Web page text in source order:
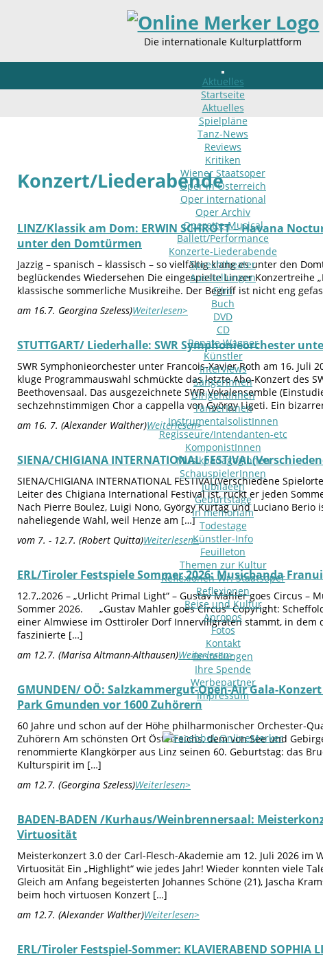
Die internationale Kulturplattform
Aktuelles
Startseite
Aktuelles
Spielpläne
Tanz-News
Reviews
Kritiken
Wiener Staatsoper
Oper in Österreich
Oper international
Oper Archiv
Operette-Musical
Ballett/Performance
Konzerte-Liederabende
Sprechtheater
Ausstellungen
Film
Buch
DVD
CD
Renate Wagner
Künstler
Interviews
SängerInnen
DirigentInnen
TänzerInnen
InstrumentalsolistInnen
Regisseure/Intendanten-etc
KomponistInnen
MusikpädagogInnen
SchauspielerInnen
Jubilaeen
Geburtstage
In memoriam
Todestage
Künstler-Info
Feuilleton
Themen zur Kultur
Reflexionen Wr. Staatsoper
Reflexionen
Reise und Kultur
Apropos
Fotos
Kontakt
Bestellungen
Ihre Spende
Werbepartner
Impressum
Konzert/Liederabende
LINZ/Klassik am Dom: ERWIN SCHROTT – Havana
unter den Domtürmen
Jazzig – spanisch – klassisch – so vielfältig klang es unter den
beglückendes Wiedersehen Die eingespielte Linzer Konzertreihe
klassische sommerliche Musikreihe. Der Begriff ist nicht eng
am 16.7. Georgina Szeless)Weiterlesen>
STUTTGART/ Liederhalle: SWR Symphonieorchester
SWR Symphonieorchester unter Francois-Xavier Roth am 16. Juli
kluge Programmauswahl schmückte das letzte Abo-Konzert des
Beethovensaal. Das ausgezeichnete SWR Vokalensemble
sechzehnstimmigen Chor a cappella von György Ligeti. Ein
am 16. 7. (Alexander Walther)Weiterlesen>
SIENA/CHIGIANA INTERNATIONAL
SIENA/CHIGIANA INTERNATIONAL FESTIVAL(Verschiedene
Leiter des Chigiana International Festival ist, rückt er jeden
Nach Pierre Boulez, Luigi Nono, György Kurtag und Luciano
naheliegende Wahl, weil Henze am […]
vom 7. - 12.7. (Robert Quitta)Weiterlesen>
ERL/Tiroler Festspiele Sommer 2026: Musicbanda
12.7,.2026 – „Urlicht Primal Light“ – Gustav Mahler goes Circus –
Sommer 2026. „Gustav Mahler goes Circus“ Copyright:
einer Almwiese im Osttiroler Dorf Innervillgraten stammt, in
faszinierte […]
am 12.7. (Marisa Altmann-Althausen)Weiterlesen>
GMUNDEN/ OÖ: Salzkammergut-Open-Air Gala-
Park Gmunden vor 1600 Zuhörern
60 Jahre und schon auf der Höhe philharmonischer Orchester-
Zuhörern Am schönsten Ort Österreichs, dem von See und
renommierte Klangkörper aus Linz seinen 60. Geburtstag: das
Kulturspirit im […]
am 12.7. (Georgina Szeless)Weiterlesen>
BADEN-BADEN /Kurhaus/Weinbrennersaal:
Virtuosität
Meisterkonzert 3.0 der Carl-Flesch-Akademie am 12. Juli 2026
Virtuosität Ein „Highlight“ wie jedes Jahr! Wieder konnten viele
Gleich am Anfang begeisterten Johannes Schöne (21), Jascha
beim hoch virtuosen Konzert […]
am 12.7. (Alexander Walther)Weiterlesen>
ERL/Tiroler Festspiel-Sommer: KLAVIERABEND